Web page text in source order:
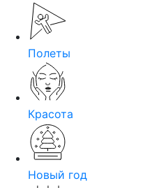
Полеты
Красота
Новый год